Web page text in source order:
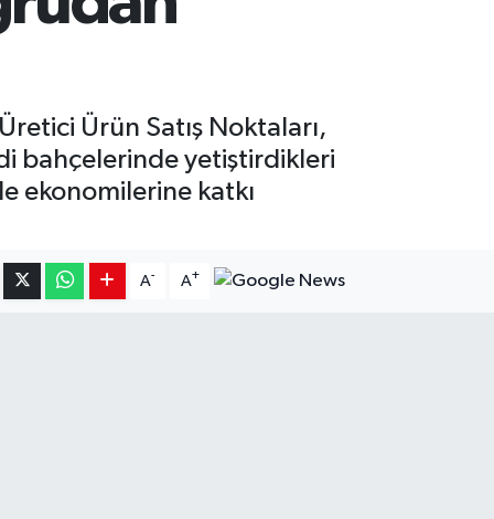
Ürün Satış Noktaları,
bahçelerinde yetiştirdikleri
ekonomilerine katkı
A- A+